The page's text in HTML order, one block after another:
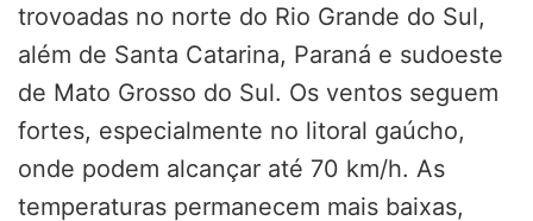
trovoadas no norte do Rio Grande do Sul,
além de Santa Catarina, Paraná e sudoeste
de Mato Grosso do Sul. Os ventos seguem
fortes, especialmente no litoral gaúcho,
onde podem alcançar até 70 km/h. As
temperaturas permanecem mais baixas,